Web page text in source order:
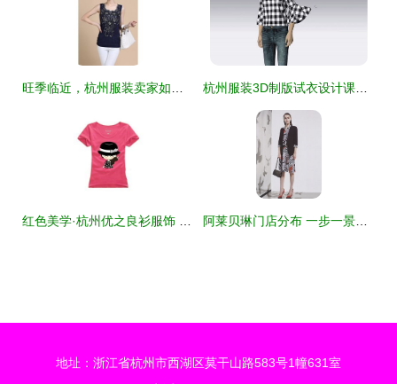
地址：浙江省杭州市西湖区莫干山路583号1幢631室